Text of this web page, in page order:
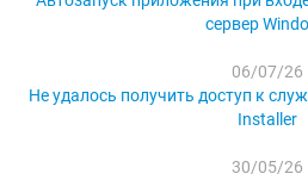
сервер
06/07/26
Не удалось получить доступ к
Installer
30/05/26